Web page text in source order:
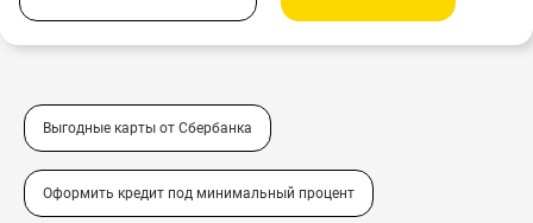
Выгодные карты от Сбербанка
Оформить кредит под минимальный процент